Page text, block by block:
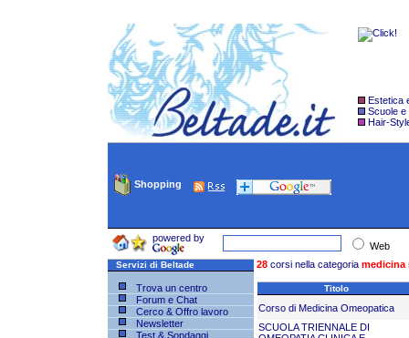
Estetica
Scuole e
Hair-
Shopping
powered by
Web
Servizi di Beltade
Trova un centro
Forum e Chat
Cerco & Offro lavoro
Newsletter
Test & Sondaggi
28 corsi nella categoria medicina
Titolo
Corso di Medicina Omeopatica
SCUOLA TRIENNALE DI